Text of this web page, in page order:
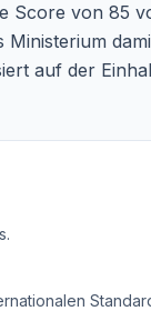
Score von 85
auf der
.